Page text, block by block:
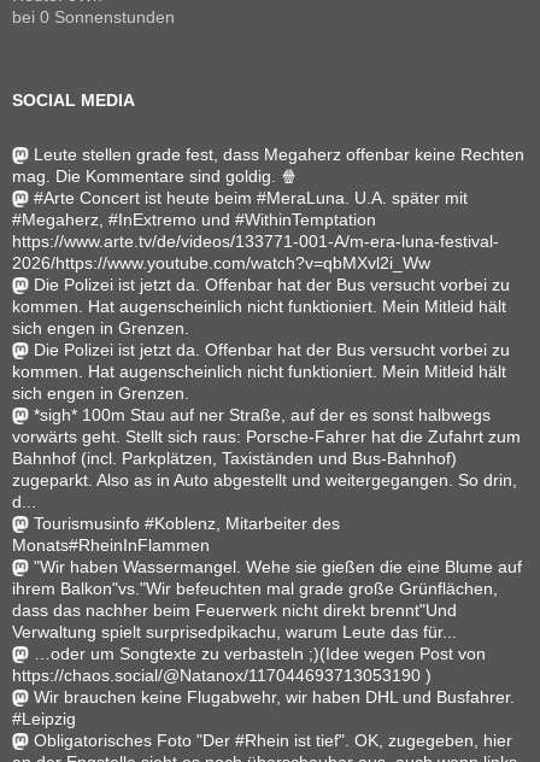
bei 0 Sonnenstunden
SOCIAL MEDIA
Leute stellen grade fest, dass Megaherz offenbar keine Rechten
mag. Die Kommentare sind goldig. 🍿
#Arte Concert ist heute beim #MeraLuna. U.A. später mit
#Megaherz, #InExtremo und #WithinTemptation
https://www.arte.tv/de/videos/133771-001-A/m-era-luna-festival-
2026/https://www.youtube.com/watch?v=qbMXvl2i_Ww
Die Polizei ist jetzt da. Offenbar hat der Bus versucht vorbei zu
kommen. Hat augenscheinlich nicht funktioniert. Mein Mitleid hält
sich engen in Grenzen.
Die Polizei ist jetzt da. Offenbar hat der Bus versucht vorbei zu
kommen. Hat augenscheinlich nicht funktioniert. Mein Mitleid hält
sich engen in Grenzen.
*sigh* 100m Stau auf ner Straße, auf der es sonst halbwegs
vorwärts geht. Stellt sich raus: Porsche-Fahrer hat die Zufahrt zum
Bahnhof (incl. Parkplätzen, Taxiständen und Bus-Bahnhof)
zugeparkt. Also as in Auto abgestellt und weitergegangen. So drin,
d...
Tourismusinfo #Koblenz, Mitarbeiter des
Monats#RheinInFlammen
"Wir haben Wassermangel. Wehe sie gießen die eine Blume auf
ihrem Balkon"vs."Wir befeuchten mal grade große Grünflächen,
dass das nachher beim Feuerwerk nicht direkt brennt"Und
Verwaltung spielt surprisedpikachu, warum Leute das für...
…oder um Songtexte zu verbasteln ;)(Idee wegen Post von
https://chaos.social/@Natanox/117044693713053190 )
Wir brauchen keine Flugabwehr, wir haben DHL und Busfahrer.
#Leipzig
Obligatorisches Foto "Der #Rhein ist tief". OK, zugegeben, hier